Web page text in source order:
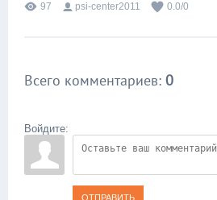
97 psi-center2011 0.0/0
Всего комментариев: 0
Войдите:
ОТПРАВИТЬ